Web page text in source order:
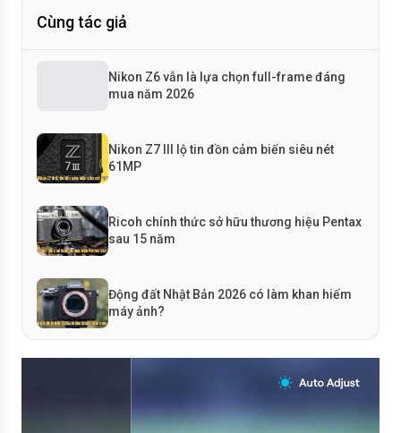
Cùng tác giả
Nikon Z6 vẫn là lựa chọn full-frame đáng
mua năm 2026
Nikon Z7 III lộ tin đồn cảm biến siêu nét
61MP
Ricoh chính thức sở hữu thương hiệu Pentax
sau 15 năm
Động đất Nhật Bản 2026 có làm khan hiếm
máy ảnh?